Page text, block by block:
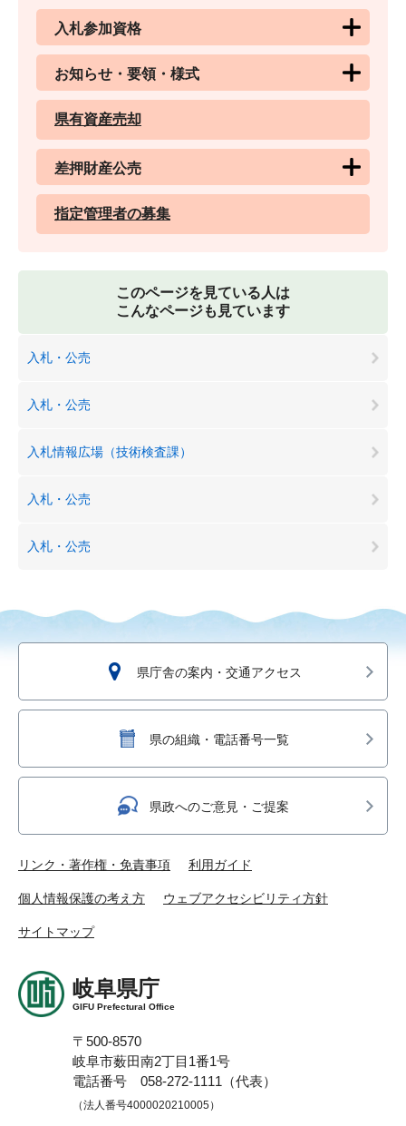
入札参加資格
お知らせ・要領・様式
県有資産売却
差押財産公売
指定管理者の募集
このページを見ている人は
こんなページも見ています
入札・公売
入札・公売
入札情報広場（技術検査課）
入札・公売
入札・公売
県庁舎の案内・交通アクセス
県の組織・電話番号一覧
県政へのご意見・ご提案
リンク・著作権・免責事項 利用ガイド
個人情報保護の考え方 ウェブアクセシビリティ方針
サイトマップ
岐阜県庁
GIFU Prefectural Office
〒500-8570
岐阜市薮田南2丁目1番1号
電話番号 058-272-1111（代表）
（法人番号4000020210005）